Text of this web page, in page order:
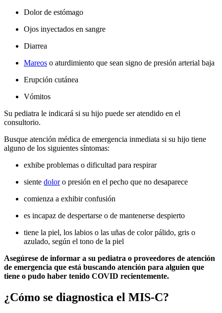
Dolor de estómago
Ojos inyectados en sangre
Diarrea
Mareos o aturdimiento que sean signo de presión arterial baja
Erupción cutánea
Vómitos
Su pediatra le indicará si su hijo puede ser atendido en el
consultorio.
Busque atención médica de emergencia inmediata si su hijo tiene
alguno de los siguientes síntomas:
exhibe problemas o dificultad para respirar
siente doloro presión en el pecho que no desaparece
comienza a exhibir confusión
es incapaz de despertarse o de mantenerse despierto
tiene la piel, los labios o las uñas de color pálido, gris o
azulado, según el tono de la piel
Asegúrese de informar a su pediatra o proveedores de atención
de emergencia que está buscando atención para alguien que
tiene o pudo haber tenido COVID recientemente.
¿Cómo se diagnostica el MIS-C?